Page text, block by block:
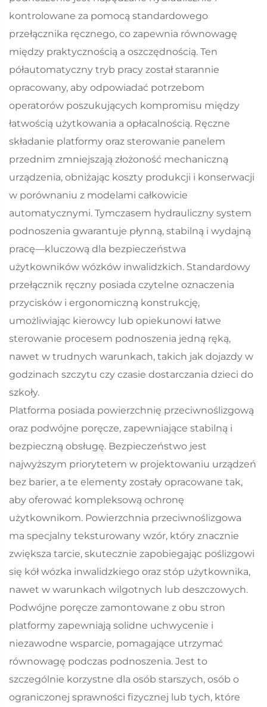
kontrolowane za pomocą standardowego
przełącznika ręcznego, co zapewnia równowagę
między praktycznością a oszczędnością. Ten
półautomatyczny tryb pracy został starannie
opracowany, aby odpowiadać potrzebom
operatorów poszukujących kompromisu między
łatwością użytkowania a opłacalnością. Ręczne
składanie platformy oraz sterowanie panelem
przednim zmniejszają złożoność mechaniczną
urządzenia, obniżając koszty produkcji i konserwacji
w porównaniu z modelami całkowicie
automatycznymi. Tymczasem hydrauliczny system
podnoszenia gwarantuje płynną, stabilną i wydajną
pracę—kluczową dla bezpieczeństwa
użytkowników wózków inwalidzkich. Standardowy
przełącznik ręczny posiada czytelne oznaczenia
przycisków i ergonomiczną konstrukcję,
umożliwiając kierowcy lub opiekunowi łatwe
sterowanie procesem podnoszenia jedną ręką,
nawet w trudnych warunkach, takich jak dojazdy w
godzinach szczytu czy czasie dostarczania dzieci do
szkoły.
Platforma posiada powierzchnię przeciwnoślizgową
oraz podwójne poręcze, zapewniające stabilną i
bezpieczną obsługę. Bezpieczeństwo jest
najwyższym priorytetem w projektowaniu urządzeń
bez barier, a te elementy zostały opracowane tak,
aby oferować kompleksową ochronę
użytkownikom. Powierzchnia przeciwnoślizgowa
ma specjalny teksturowany wzór, który znacznie
zwiększa tarcie, skutecznie zapobiegając poślizgowi
się kół wózka inwalidzkiego oraz stóp użytkownika,
nawet w warunkach wilgotnych lub deszczowych.
Podwójne poręcze zamontowane z obu stron
platformy zapewniają solidne uchwycenie i
niezawodne wsparcie, pomagające utrzymać
równowagę podczas podnoszenia. Jest to
szczególnie korzystne dla osób starszych, osób o
ograniczonej sprawności fizycznej lub tych, które